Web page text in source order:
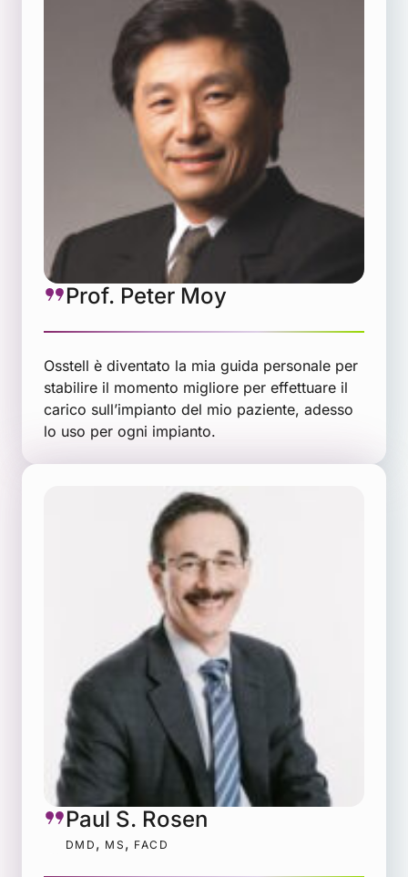
Prof. Peter Moy
Osstell è diventato la mia guida personale per
stabilire il momento migliore per effettuare il
carico sull’impianto del mio paziente, adesso
lo uso per ogni impianto.
Paul S. Rosen
DMD , MS , FACD